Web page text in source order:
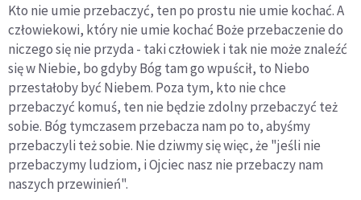
Kto nie umie przebaczyć, ten po prostu nie umie kochać. A
człowiekowi, który nie umie kochać Boże przebaczenie do
niczego się nie przyda - taki człowiek i tak nie może znaleźć
się w Niebie, bo gdyby Bóg tam go wpuścił, to Niebo
przestałoby być Niebem. Poza tym, kto nie chce
przebaczyć komuś, ten nie będzie zdolny przebaczyć też
sobie. Bóg tymczasem przebacza nam po to, abyśmy
przebaczyli też sobie. Nie dziwmy się więc, że "jeśli nie
przebaczymy ludziom, i Ojciec nasz nie przebaczy nam
naszych przewinień".